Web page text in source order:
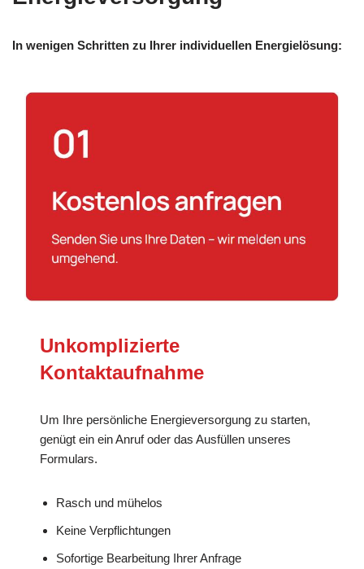
In wenigen Schritten zu Ihrer individuellen Energielösung:
Unkomplizierte
Kontaktaufnahme
Um Ihre persönliche Energieversorgung zu starten,
genügt ein ein Anruf oder das Ausfüllen unseres
Formulars.
Rasch und mühelos
Keine Verpflichtungen
Sofortige Bearbeitung Ihrer Anfrage